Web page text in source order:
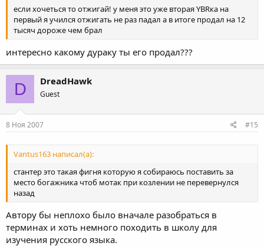
если хочеться то отжигай! у меня это уже вторая YBRка на
первый я учился отжигать не раз падал а в итоге продал на 12
тысяч дороже чем брал
интересно какому дураку ты его продал???
D DreadHawk
Guest
8 Ноя 2007 #15
Vantus163 написал(а):
стантер это такая фигня которую я собираюсь поставить за
место богажника чтоб мотак при козлении не перевернулся
назад
Автору бы неплохо было вначале разобраться в
терминах и хоть немного походить в школу для
изучения русского языка.